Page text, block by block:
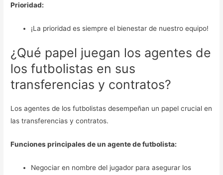
Prioridad:
¡La prioridad es siempre el bienestar de nuestro equipo!
¿Qué papel juegan los agentes de
los futbolistas en sus
transferencias y contratos?
Los agentes de los futbolistas desempeñan un papel crucial en
las transferencias y contratos.
Funciones principales de un agente de futbolista:
Negociar en nombre del jugador para asegurar los